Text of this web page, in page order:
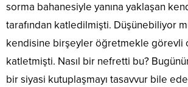
sorma bahanesiyle yanına yaklaşan
tarafından katledilmişti. Düşünebiliyor
kendisine birşeyler öğretmekle görevli
katletmişti. Nasıl bir nefretti bu?
bir siyasi kutuplaşmayı tasavvur bile